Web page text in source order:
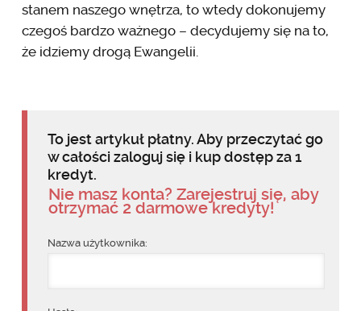
stanem naszego wnętrza, to wtedy dokonujemy
czegoś bardzo ważnego – decydujemy się na to,
że idziemy drogą Ewangelii.
To jest artykuł płatny. Aby przeczytać go
w całości zaloguj się i kup dostęp za 1
kredyt.
Nie masz konta? Zarejestruj się, aby
otrzymać 2 darmowe kredyty!
Nazwa użytkownika: